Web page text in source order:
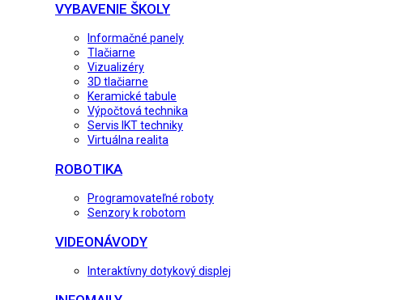
VYBAVENIE ŠKOLY
Informačné panely
Tlačiarne
Vizualizéry
3D tlačiarne
Keramické tabule
Výpočtová technika
Servis IKT techniky
Virtuálna realita
ROBOTIKA
Programovateľné roboty
Senzory k robotom
VIDEONÁVODY
Interaktívny dotykový displej